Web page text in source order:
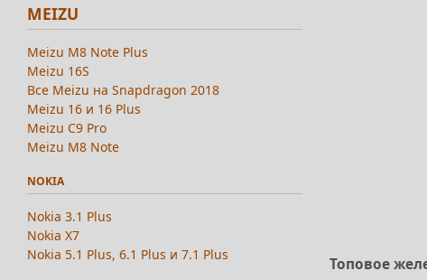
Топовое
MEIZU
Meizu M8 Note Plus
Meizu 16S
Все Meizu на Snapdragon 2018
Meizu 16 и 16 Plus
Meizu C9 Pro
Meizu M8 Note
NOKIA
Nokia 3.1 Plus
Nokia X7
Nokia 5.1 Plus, 6.1 Plus и 7.1 Plus